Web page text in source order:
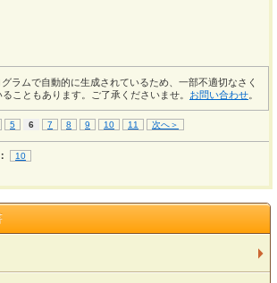
ラムで自動的に生成されているため、一部不適切なさく
こともあります。ご了承くださいませ。 お問い合わせ
5 6 7 8 9 10 11 次へ＞
10